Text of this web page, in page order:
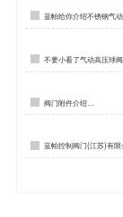
蓝帕给你介绍不锈钢气
不要小看了气动高压球
阀门附件介绍…
蓝帕控制阀门(江苏)有
城！…